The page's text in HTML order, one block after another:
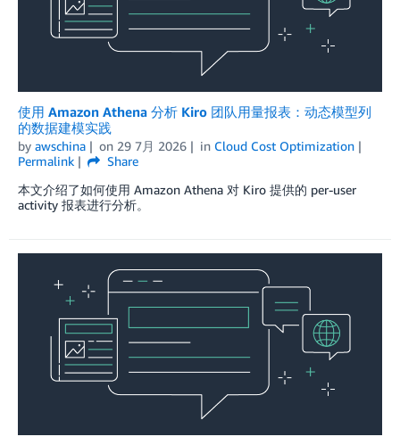
使用 Amazon Athena 分析 Kiro 团队用量报表：动态模型列
的数据建模实践
by awschina on 29 7月 2026 in Cloud Cost Optimization
Permalink
Share
本文介绍了如何使用 Amazon Athena 对 Kiro 提供的 per-user
activity 报表进行分析。